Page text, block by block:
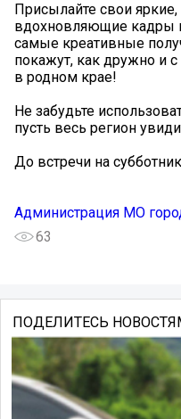
Присылайте свои
вдохновляющие кадры
самые креативные
покажут, как дружно и
в родном крае!
Не забудьте
пусть весь регион
До встречи на
Администрация МО
63
ПОДЕЛИТЕСЬ